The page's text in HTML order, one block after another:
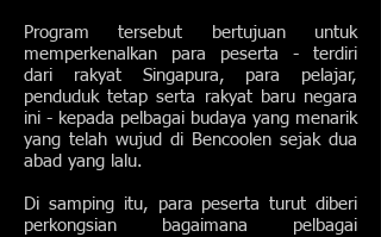
Program tersebut bertujuan untuk
memperkenalkan para peserta - terdiri
dari rakyat Singapura, para pelajar,
penduduk tetap serta rakyat baru negara
ini - kepada pelbagai budaya yang menarik
yang telah wujud di Bencoolen sejak dua
abad yang lalu.
Di samping itu, para peserta turut diberi
perkongsian bagaimana pelbagai